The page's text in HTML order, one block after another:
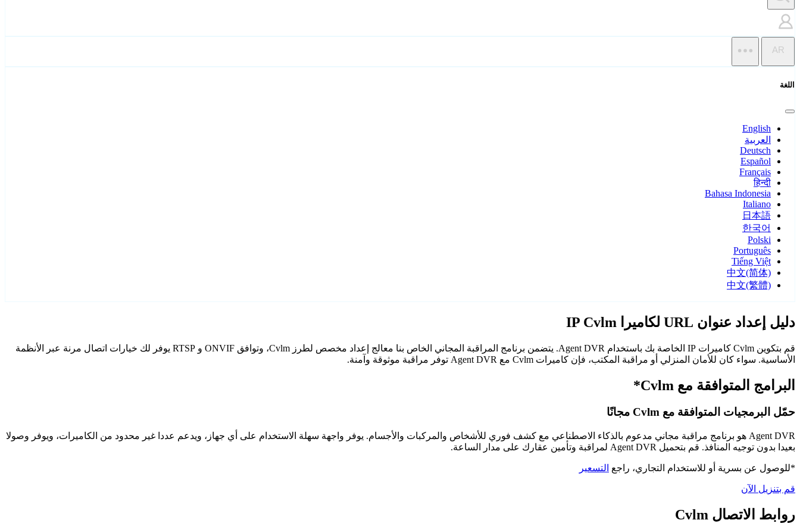
AR
اللغة
English
العربية
Deutsch
Español
Français
हिन्दी
Bahasa Indonesia
Italiano
日本語
한국어
Polski
Português
Tiếng Việt
中文(简体)
中文(繁體)
دليل إعداد عنوان URL لكاميرا IP Cvlm
قم بتكوين Cvlm كاميرات IP الخاصة بك باستخدام Agent DVR. يتضمن برنامج المراقبة المجاني الخاص بنا معالج إعداد مخصص لطرز Cvlm، وتوافق ONVIF و RTSP يوفر لك خيارات اتصال مرنة عبر الأنظمة
الأساسية. سواء كان للأمان المنزلي أو مراقبة المكتب، فإن كاميرات Cvlm مع Agent DVR توفر مراقبة موثوقة وآمنة.
البرامج المتوافقة مع Cvlm*
حمّل البرمجيات المتوافقة مع Cvlm مجانًا
Agent DVR هو برنامج مراقبة مجاني مدعوم بالذكاء الاصطناعي مع كشف فوري للأشخاص والمركبات والأجسام. يوفر واجهة سهلة الاستخدام على أي جهاز، ويدعم عددا غير محدود من الكاميرات، ويوفر وصولا
بعيدا بدون توجيه المنافذ. قم بتحميل Agent DVR لمراقبة وتأمين عقارك على مدار الساعة.
*للوصول عن بسرية أو للاستخدام التجاري، راجع التسعير
قم بتنزيل الآن
روابط الاتصال Cvlm